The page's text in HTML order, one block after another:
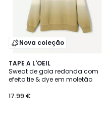
Nova coleção
TAPE A L'OEIL
Sweat de gola redonda com
efeito tie & dye em moletão
17.99 €